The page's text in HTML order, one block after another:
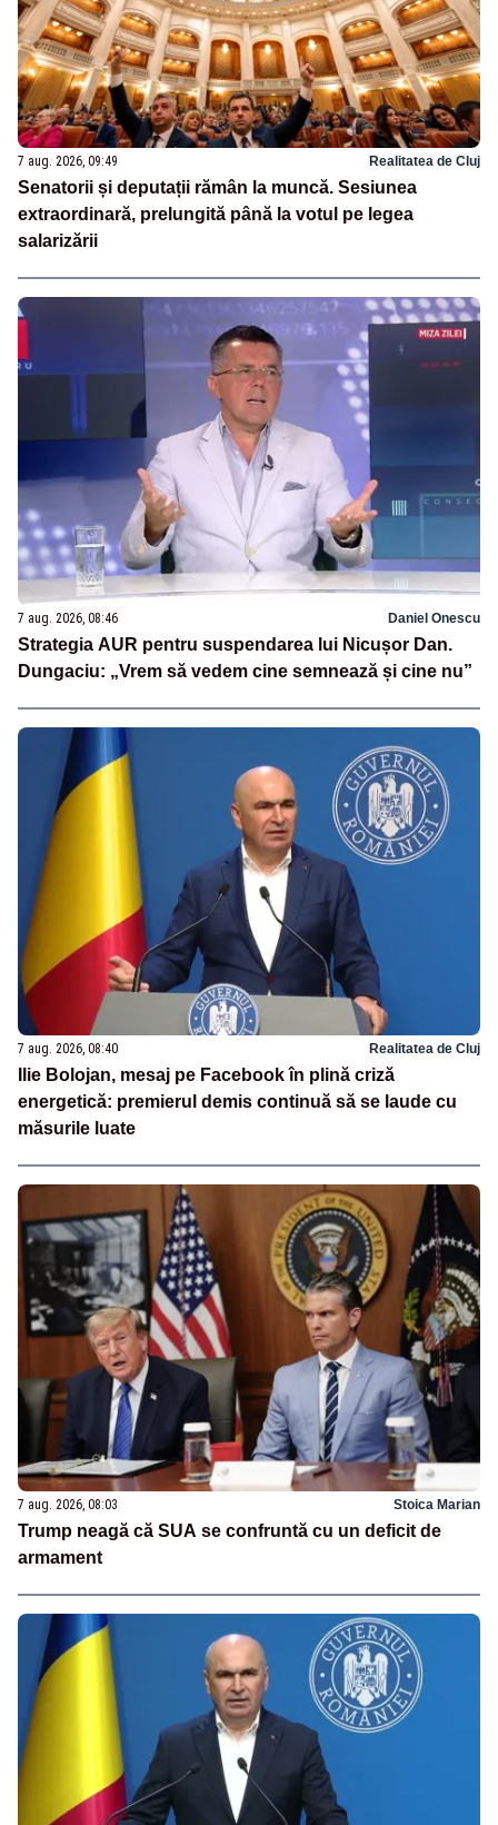
7 aug. 2026, 09:49 Realitatea de Cluj
Senatorii și deputații rămân la muncă. Sesiunea
extraordinară, prelungită până la votul pe legea
salarizării
7 aug. 2026, 08:46 Daniel Onescu
Strategia AUR pentru suspendarea lui Nicușor Dan.
Dungaciu: „Vrem să vedem cine semnează și cine nu”
7 aug. 2026, 08:40 Realitatea de Cluj
Ilie Bolojan, mesaj pe Facebook în plină criză
energetică: premierul demis continuă să se laude cu
măsurile luate
7 aug. 2026, 08:03 Stoica Marian
Trump neagă că SUA se confruntă cu un deficit de
armament